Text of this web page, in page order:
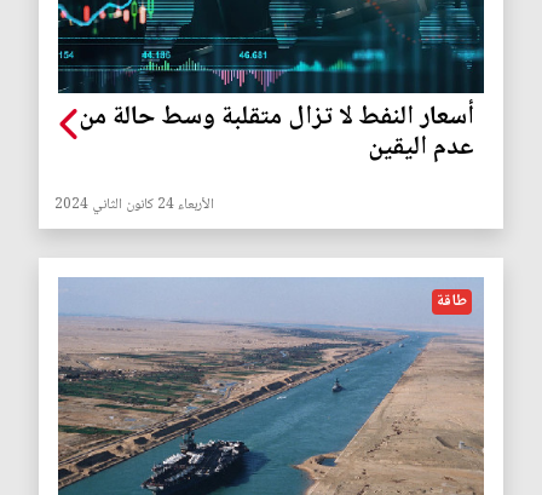
أسعار النفط لا تزال متقلبة وسط حالة من
عدم اليقين
الأربعاء 24 كانون الثاني 2024
طاقة